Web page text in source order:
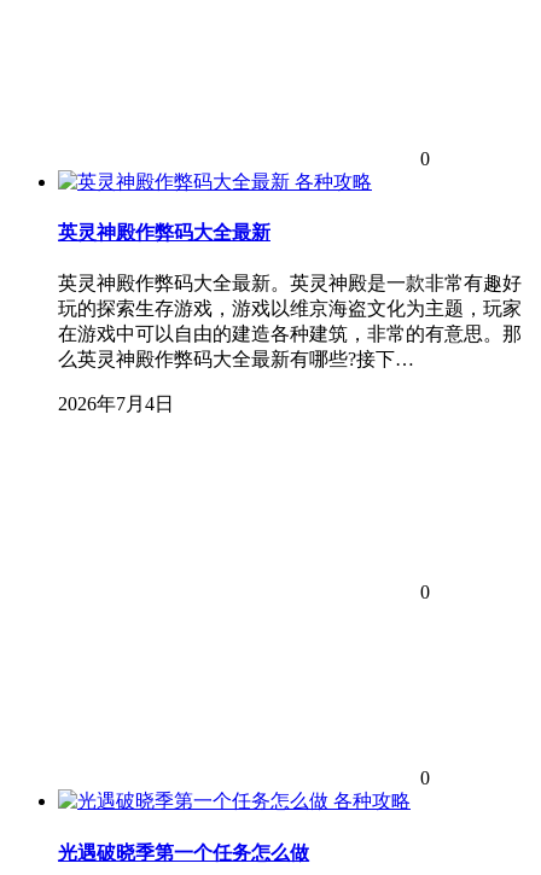
0
各种攻略
英灵神殿作弊码大全最新
英灵神殿作弊码大全最新。英灵神殿是一款非常有趣好
玩的探索生存游戏，游戏以维京海盗文化为主题，玩家
在游戏中可以自由的建造各种建筑，非常的有意思。那
么英灵神殿作弊码大全最新有哪些?接下…
2026年7月4日
0
0
各种攻略
光遇破晓季第一个任务怎么做